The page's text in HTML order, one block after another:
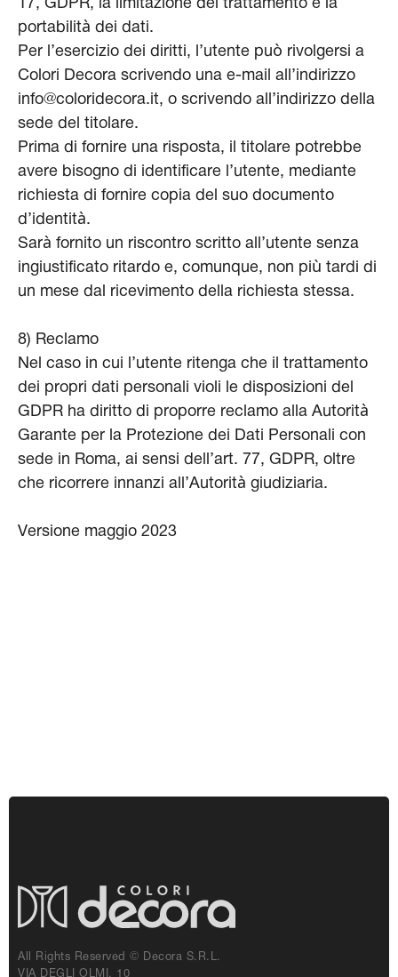
17, GDPR, la limitazione del trattamento e la
portabilità dei dati.
Per l’esercizio dei diritti, l’utente può rivolgersi a
Colori Decora scrivendo una e-mail all’indirizzo
info@coloridecora.it, o scrivendo all’indirizzo della
sede del titolare.
Prima di fornire una risposta, il titolare potrebbe
avere bisogno di identificare l’utente, mediante
richiesta di fornire copia del suo documento
d’identità.
Sarà fornito un riscontro scritto all’utente senza
ingiustificato ritardo e, comunque, non più tardi di
un mese dal ricevimento della richiesta stessa.
8) Reclamo
Nel caso in cui l’utente ritenga che il trattamento
dei propri dati personali violi le disposizioni del
GDPR ha diritto di proporre reclamo alla Autorità
Garante per la Protezione dei Dati Personali con
sede in Roma, ai sensi dell’art. 77, GDPR, oltre
che ricorrere innanzi all’Autorità giudiziaria.
Versione maggio 2023
All Rights Reserved © Decora S.r.l.
VIA DEGLI OLMI, 10